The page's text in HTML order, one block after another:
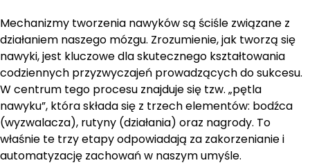
Mechanizmy tworzenia nawyków są ściśle związane z
działaniem naszego mózgu. Zrozumienie, jak tworzą się
nawyki, jest kluczowe dla skutecznego kształtowania
codziennych przyzwyczajeń prowadzących do sukcesu.
W centrum tego procesu znajduje się tzw. „pętla
nawyku”, która składa się z trzech elementów: bodźca
(wyzwalacza), rutyny (działania) oraz nagrody. To
właśnie te trzy etapy odpowiadają za zakorzenianie i
automatyzację zachowań w naszym umyśle.